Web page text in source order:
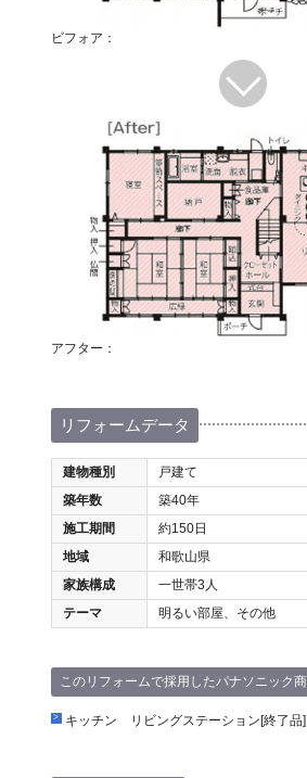
ビフォア：
アフター：
リフォームデータ
建物種別
戸建て
築年数
築40年
施工期間
約150日
地域
和歌山県
家族構成
一世帯3人
テーマ
明るい部屋、その他
このリフォームで採用したパナソニック
キッチン リビングステーション[終了品]